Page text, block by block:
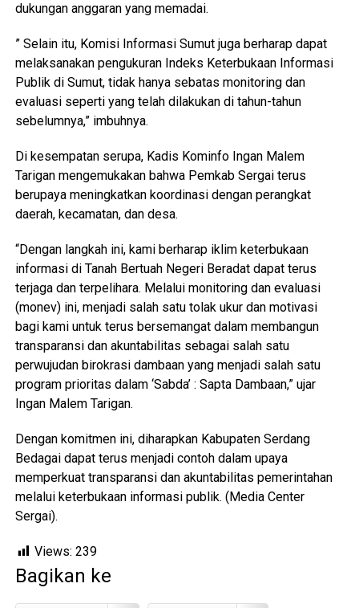
dukungan anggaran yang memadai.
” Selain itu, Komisi Informasi Sumut juga berharap dapat
melaksanakan pengukuran Indeks Keterbukaan Informasi
Publik di Sumut, tidak hanya sebatas monitoring dan
evaluasi seperti yang telah dilakukan di tahun-tahun
sebelumnya,” imbuhnya.
Di kesempatan serupa, Kadis Kominfo Ingan Malem
Tarigan mengemukakan bahwa Pemkab Sergai terus
berupaya meningkatkan koordinasi dengan perangkat
daerah, kecamatan, dan desa.
“Dengan langkah ini, kami berharap iklim keterbukaan
informasi di Tanah Bertuah Negeri Beradat dapat terus
terjaga dan terpelihara. Melalui monitoring dan evaluasi
(monev) ini, menjadi salah satu tolak ukur dan motivasi
bagi kami untuk terus bersemangat dalam membangun
transparansi dan akuntabilitas sebagai salah satu
perwujudan birokrasi dambaan yang menjadi salah satu
program prioritas dalam ‘Sabda’ : Sapta Dambaan,” ujar
Ingan Malem Tarigan.
Dengan komitmen ini, diharapkan Kabupaten Serdang
Bedagai dapat terus menjadi contoh dalam upaya
memperkuat transparansi dan akuntabilitas pemerintahan
melalui keterbukaan informasi publik. (Media Center
Sergai).
Views: 239
Bagikan ke